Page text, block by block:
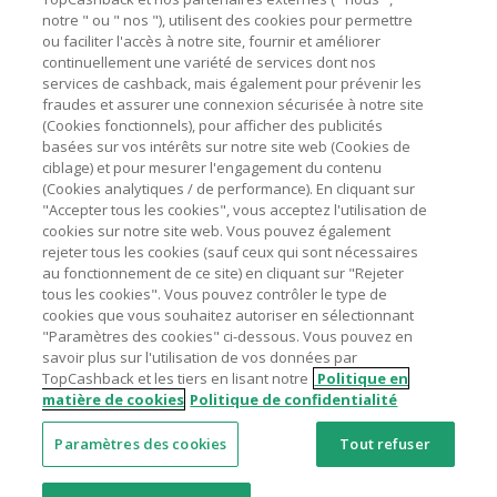
marchands sur le montant hors TVA/taxes et hors frais de
livraison/d’emballage/de service.
L'utilisation de plugins tels que Honey, AdBlock, uBlock, Pi-
hole et VPN peut bloquer le suivi de votre commande.
Pour chaque nouvelle transaction, il faut revenir sur
TopCashback et cliquer sur le bouton rose de cashback
pour accéder au site marchand et faire votre achat.
Assurez-vous que le lien TopCashback est le dernier lien
utilisé pour visiter le site marchand avant de finaliser votre
achat.
Tout compte impliqué dans des commandes ou activités
frauduleuses pour manipuler le système de cashback sera
clôturé et leur cashback confisqué.
Astuces pour économiser
A propos de
Contactez-nous
Mentions légales
Nos sites UK US CN JP DE AU
© 2005 - 2026 TopCashback Group Limited
notre " ou " nos "), utilisent des cookies pour permettre
ou faciliter l'accès à notre site, fournir et améliorer
continuellement une variété de services dont nos
services de cashback, mais également pour prévenir les
fraudes et assurer une connexion sécurisée à notre site
(Cookies fonctionnels), pour afficher des publicités
basées sur vos intérêts sur notre site web (Cookies de
ciblage) et pour mesurer l'engagement du contenu
(Cookies analytiques / de performance). En cliquant sur
"Accepter tous les cookies", vous acceptez l'utilisation de
cookies sur notre site web. Vous pouvez également
rejeter tous les cookies (sauf ceux qui sont nécessaires
au fonctionnement de ce site) en cliquant sur "Rejeter
tous les cookies". Vous pouvez contrôler le type de
cookies que vous souhaitez autoriser en sélectionnant
"Paramètres des cookies" ci-dessous. Vous pouvez en
savoir plus sur l'utilisation de vos données par
TopCashback et les tiers en lisant notre Politique en
matière de cookies Politique de confidentialité
Paramètres des cookies Tout refuser